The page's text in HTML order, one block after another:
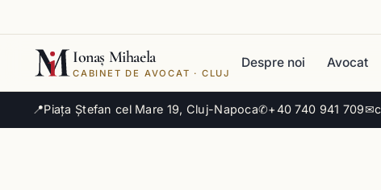
📍Piața Ștefan cel Mare 19, Cluj-Napoca✆+40 740 941 709✉
Ionaș Mihaela
CABINET DE AVOCAT · CLUJ
Despre noi Avocat